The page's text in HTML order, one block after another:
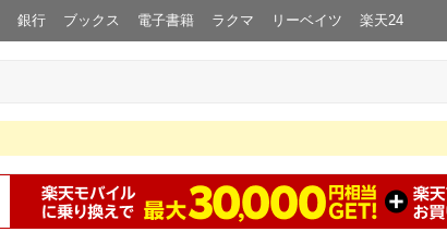
銀行 ブックス 電子書籍 ラクマ リーベイツ 楽天24